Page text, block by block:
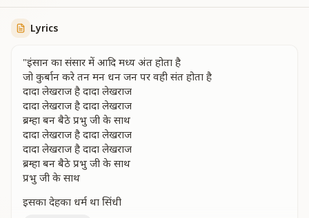
Lyrics
"इंसान का संसार में आदि मध्य अंत होता है
जो कुर्बान करे तन मन धन जन पर वही संत होता है
दादा लेखराज है दादा लेखराज
दादा लेखराज है दादा लेखराज
ब्रम्हा बन बैठे प्रभु जी के साथ
दादा लेखराज है दादा लेखराज
दादा लेखराज है दादा लेखराज
ब्रम्हा बन बैठे प्रभु जी के साथ
प्रभु जी के साथ
इसका देहका धर्म था सिंधी